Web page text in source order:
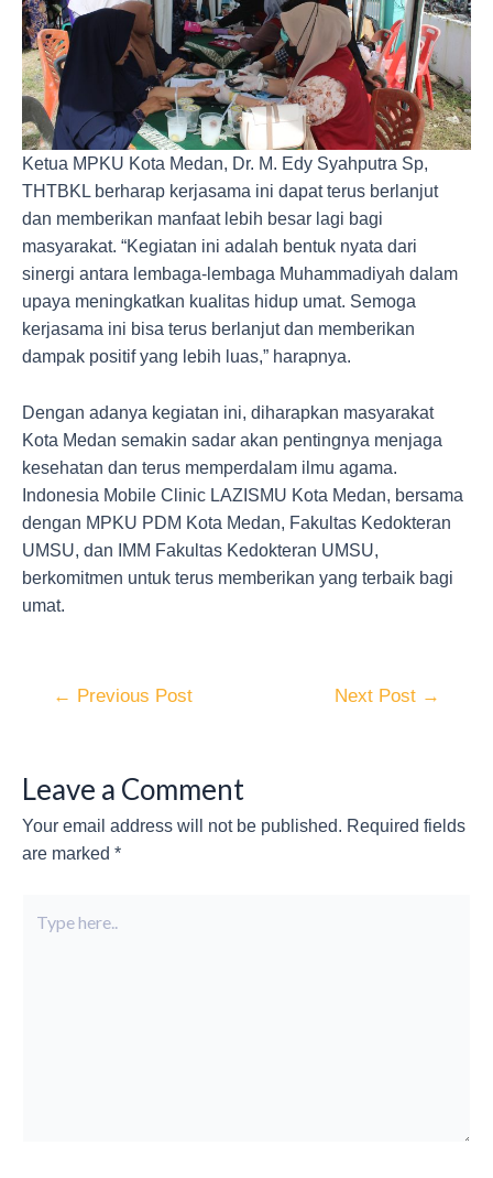
Ketua MPKU Kota Medan, Dr. M. Edy Syahputra Sp,
THTBKL berharap kerjasama ini dapat terus berlanjut
dan memberikan manfaat lebih besar lagi bagi
masyarakat. “Kegiatan ini adalah bentuk nyata dari
sinergi antara lembaga-lembaga Muhammadiyah dalam
upaya meningkatkan kualitas hidup umat. Semoga
kerjasama ini bisa terus berlanjut dan memberikan
dampak positif yang lebih luas,” harapnya.
Dengan adanya kegiatan ini, diharapkan masyarakat
Kota Medan semakin sadar akan pentingnya menjaga
kesehatan dan terus memperdalam ilmu agama.
Indonesia Mobile Clinic LAZISMU Kota Medan, bersama
dengan MPKU PDM Kota Medan, Fakultas Kedokteran
UMSU, dan IMM Fakultas Kedokteran UMSU,
berkomitmen untuk terus memberikan yang terbaik bagi
umat.
← Previous Post Next Post →
Leave a Comment
Your email address will not be published. Required fields
are marked *
here..